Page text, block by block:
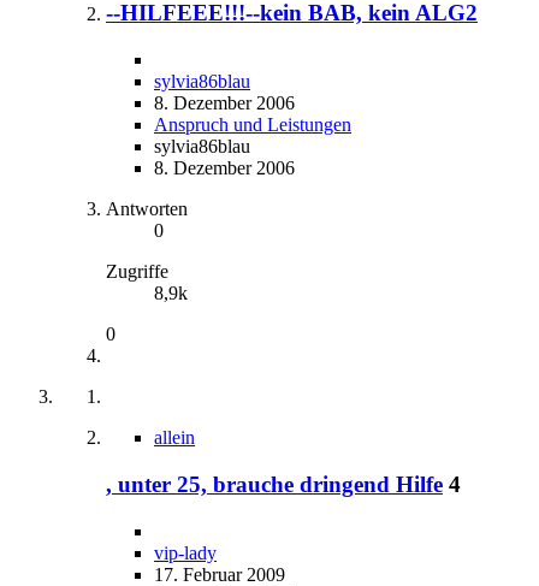
--HILFEEE!!!--kein BAB, kein ALG2
sylvia86blau
8. Dezember 2006
Anspruch und Leistungen
sylvia86blau
8. Dezember 2006
Antworten
0
Zugriffe
8,9k
0
allein
, unter 25, brauche dringend Hilfe 4
vip-lady
17. Februar 2009